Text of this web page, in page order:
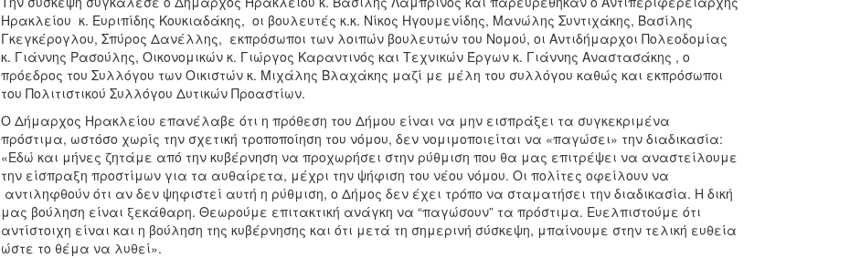
Ηρακλείου κ. Ευριπίδης Κουκιαδάκης, οι βουλευτές κ.κ. Νίκος Ηγουμενίδης, Μανώλης Συντιχάκης, Βασίλης
Γκεγκέρογλου, Σπύρος Δανέλλης, εκπρόσωποι των λοιπών βουλευτών του Νομού, οι Αντιδήμαρχοι Πολεοδομίας
κ. Γιάννης Ρασούλης, Οικονομικών κ. Γιώργος Καραντινός και Τεχνικών Έργων κ. Γιάννης Αναστασάκης , ο
πρόεδρος του Συλλόγου των Οικιστών κ. Μιχάλης Βλαχάκης μαζί με μέλη του συλλόγου καθώς και εκπρόσωποι
του Πολιτιστικού Συλλόγου Δυτικών Προαστίων.
Ο Δήμαρχος Ηρακλείου επανέλαβε ότι η πρόθεση του Δήμου είναι να μην εισπράξει τα συγκεκριμένα
πρόστιμα, ωστόσο χωρίς την σχετική τροποποίηση του νόμου, δεν νομιμοποιείται να «παγώσει» την διαδικασία:
«Εδώ και μήνες ζητάμε από την κυβέρνηση να προχωρήσει στην ρύθμιση που θα μας επιτρέψει να αναστείλουμε
την είσπραξη προστίμων για τα αυθαίρετα, μέχρι την ψήφιση του νέου νόμου. Οι πολίτες οφείλουν να
αντιληφθούν ότι αν δεν ψηφιστεί αυτή η ρύθμιση, ο Δήμος δεν έχει τρόπο να σταματήσει την διαδικασία. Η δική
μας βούληση είναι ξεκάθαρη. Θεωρούμε επιτακτική ανάγκη να “παγώσουν” τα πρόστιμα. Ευελπιστούμε ότι
αντίστοιχη είναι και η βούληση της κυβέρνησης και ότι μετά τη σημερινή σύσκεψη, μπαίνουμε στην τελική ευθεία
ώστε το θέμα να λυθεί».